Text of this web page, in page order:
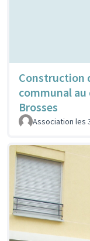
Construction
communal
Brosses
Association les